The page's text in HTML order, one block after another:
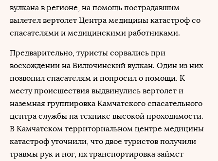
вулкана в регионе, на помощь пострадавшим
вылетел вертолет Центра медицины катастроф со
спасателями и медицинскими работниками.
Предварительно, туристы сорвались при
восхождении на Вилючинский вулкан. Один из них
позвонил спасателям и попросил о помощи. К
месту происшествия выдвинулись вертолет и
наземная группировка Камчатского спасательного
центра службы на технике высокой проходимости.
В Камчатском территориальном центре медицины
катастроф уточнили, что двое туристов получили
травмы рук и ног, их транспортировка займет